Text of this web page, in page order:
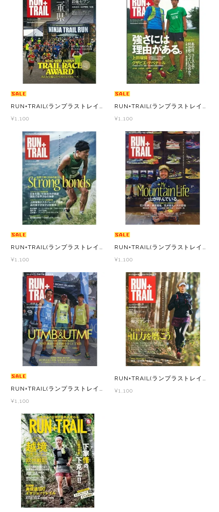
Topo Athletic (トポ アスレチック)
TYMER(タイマー)
UltrAspire(ウルトラスパイア)
XeroShoes（ゼロシューズ）
yamarokko(ヤマロッコ)
YAMAtune(ヤマチューン)
SALE(セール)
BananaGO
メンズ
レディース
¥1,100 ¥1,100
RUN+TRAIL(ランプラストレイル) Vol.20 山遊びの魅力を追求＆提案する専門誌
¥1,100
RUN+TRAIL(ランプラストレイル) Vol.19 山遊びの魅力を追求＆提案する専門誌
¥1,100
RUN+TRAIL(ランプラストレイル) Vol.15 山遊びの魅力を追求＆提案する専門誌
¥1,100
RUN+TRAIL(ランプラストレイル) Vol.11 山遊びの魅力を追求＆提案する専門誌
¥1,100